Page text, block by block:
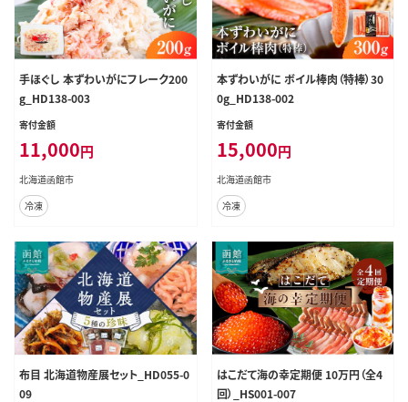
手ほぐし 本ずわいがにフレーク200
g_HD138-003
寄付金額
11,000円
北海道函館市
冷凍
本ずわいがに ボイル棒肉（特棒）30
0g_HD138-002
寄付金額
15,000円
北海道函館市
冷凍
布目 北海道物産展セット_HD055-0
09
はこだて海の幸定期便 10万円（全4
回）_HS001-007